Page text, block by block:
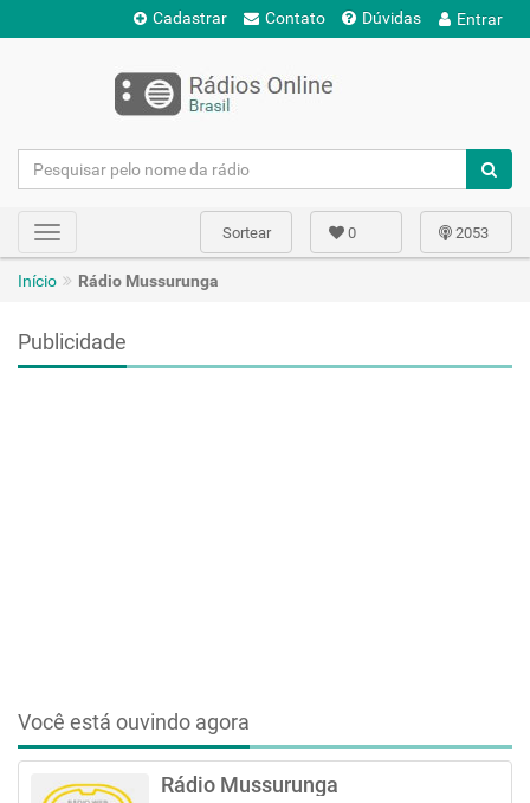
Cadastrar Contato Dúvidas Entrar
Toggle
navigation
2053
0
Sortear
Início Rádio Mussurunga
Publicidade
Você está ouvindo agora
Rádio Mussurunga